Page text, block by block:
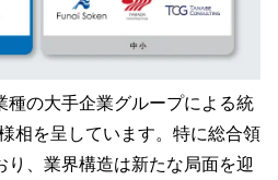
種の大手企業グループによる統
相を呈しています。特に総合領
、業界構造は新たな局面を迎